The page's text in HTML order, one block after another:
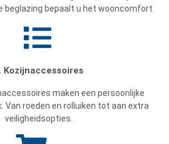
beglazing bepaalt u het wooncomfort.
Kozijnaccessoires
maken een persoonlijke
Van roeden en rolluiken tot aan extra
veiligheidsopties.